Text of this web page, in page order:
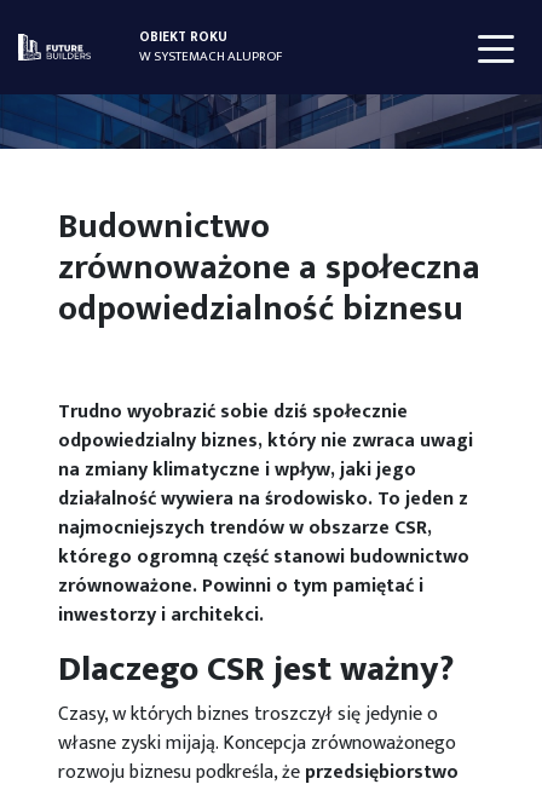
OBIEKT ROKU
W SYSTEMACH ALUPROF
Budownictwo
zrównoważone a społeczna
odpowiedzialność biznesu
Trudno wyobrazić sobie dziś społecznie
odpowiedzialny biznes, który nie zwraca uwagi
na zmiany klimatyczne i wpływ, jaki jego
działalność wywiera na środowisko. To jeden z
najmocniejszych trendów w obszarze CSR,
którego ogromną część stanowi budownictwo
zrównoważone. Powinni o tym pamiętać i
inwestorzy i architekci.
Dlaczego CSR jest ważny?
Czasy, w których biznes troszczył się jedynie o
własne zyski mijają. Koncepcja zrównoważonego
rozwoju biznesu podkreśla, żeprzedsiębiorstwo